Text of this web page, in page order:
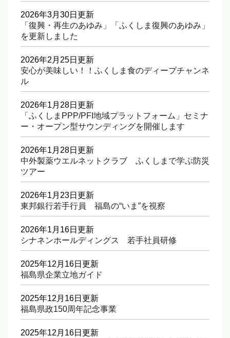
2026年3月30日更新
「復興・再生のあゆみ」「ふくしま復興のあゆみ」
を更新しました
2026年2月25日更新
安心が美味しい！！ふくしま食のディープチャンネ
ル
2026年1月28日更新
「ふくしまPPP/PFI地域プラットフォーム」セミナ
ー・オープン型サウンディングを開催します
2026年1月28日更新
中外製薬ウエルネットクラブ ふくしまで学ぶ防災
ツアー
2026年1月23日更新
東邦銀行若手行員 福島の“いま”を視察
2026年1月16日更新
シナネンホールディングス 若手社員研修
2025年12月16日更新
福島県企業立地ガイド
2025年12月16日更新
福島県政150周年記念事業
2025年12月16日更新